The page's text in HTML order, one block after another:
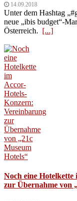
14.09.2018
Unter dem Hashtag
neue „ibis budget“-
Österreich. [...]
Noch eine
zur Übernahme von